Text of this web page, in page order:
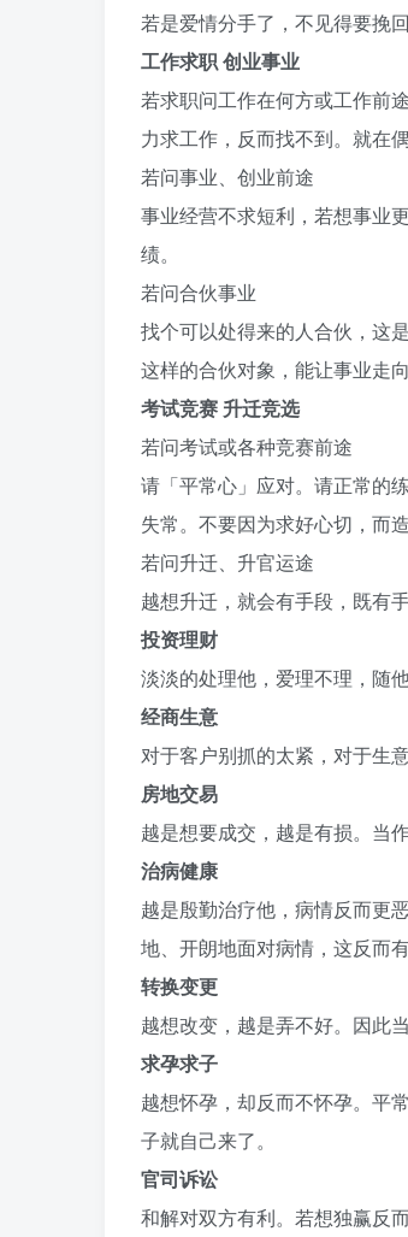
若是爱情分手了，不见得要挽
工作求职 创业事业
若求职问工作在何方或工作前途
力求工作，反而找不到。就在
若问事业、创业前途
事业经营不求短利，若想事业
绩。
若问合伙事业
找个可以处得来的人合伙，这
这样的合伙对象，能让事业走
考试竞赛 升迁竞选
若问考试或各种竞赛前途
请「平常心」应对。请正常的
失常。不要因为求好心切，而造
若问升迁、升官运途
越想升迁，就会有手段，既有
投资理财
淡淡的处理他，爱理不理，随
经商生意
对于客户别抓的太紧，对于生
房地交易
越是想要成交，越是有损。当
治病健康
越是殷勤治疗他，病情反而更
地、开朗地面对病情，这反而有
转换变更
越想改变，越是弄不好。因此
求孕求子
越想怀孕，却反而不怀孕。平
子就自己来了。
官司诉讼
和解对双方有利。若想独赢反而